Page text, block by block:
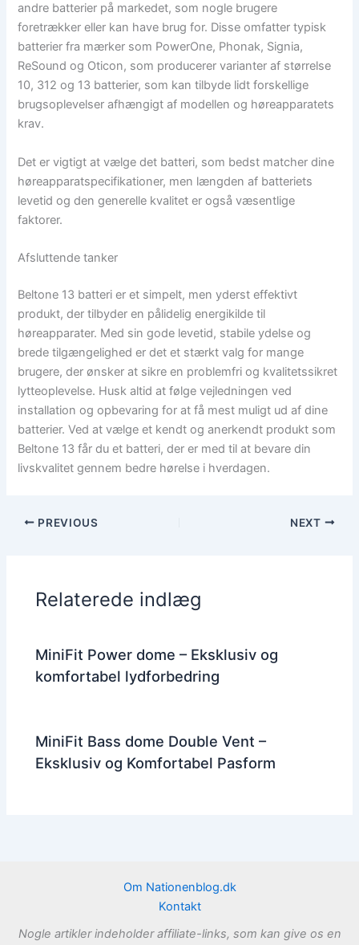
andre batterier på markedet, som nogle brugere
foretrækker eller kan have brug for. Disse omfatter typisk
batterier fra mærker som PowerOne, Phonak, Signia,
ReSound og Oticon, som producerer varianter af størrelse
10, 312 og 13 batterier, som kan tilbyde lidt forskellige
brugsoplevelser afhængigt af modellen og høreapparatets
krav.
Det er vigtigt at vælge det batteri, som bedst matcher dine
høreapparatspecifikationer, men længden af batteriets
levetid og den generelle kvalitet er også væsentlige
faktorer.
Afsluttende tanker
Beltone 13 batteri er et simpelt, men yderst effektivt
produkt, der tilbyder en pålidelig energikilde til
høreapparater. Med sin gode levetid, stabile ydelse og
brede tilgængelighed er det et stærkt valg for mange
brugere, der ønsker at sikre en problemfri og kvalitetssikret
lytteoplevelse. Husk altid at følge vejledningen ved
installation og opbevaring for at få mest muligt ud af dine
batterier. Ved at vælge et kendt og anerkendt produkt som
Beltone 13 får du et batteri, der er med til at bevare din
livskvalitet gennem bedre hørelse i hverdagen.
PREVIOUS NEXT
Relaterede indlæg
MiniFit Power dome – Eksklusiv og
komfortabel lydforbedring
MiniFit Bass dome Double Vent –
Eksklusiv og Komfortabel Pasform
Om Nationenblog.dk
Kontakt
Nogle artikler indeholder affiliate-links, som kan give os en